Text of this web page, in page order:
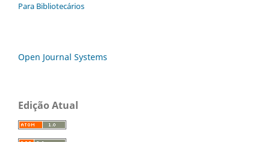
Para Bibliotecários
Open Journal Systems
Edição Atual